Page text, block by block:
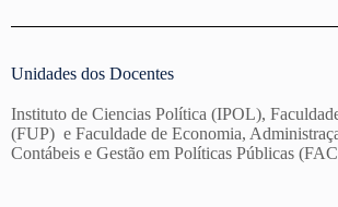
Unidades dos Docentes
Instituto de Ciencias Política (IPOL),
(FUP) e Faculdade de Economia,
Contábeis e Gestão em Políticas Públicas